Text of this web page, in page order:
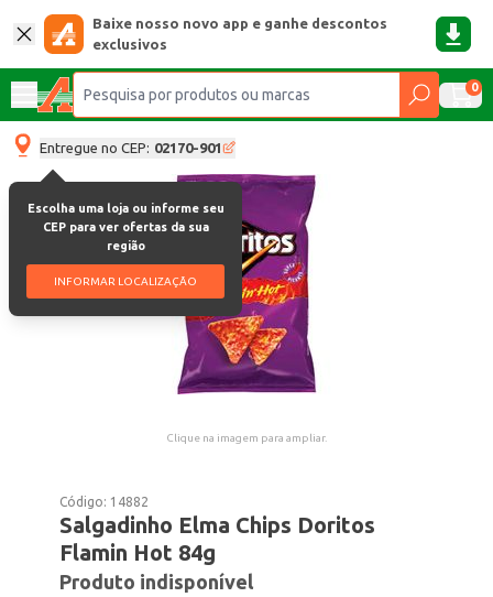
Baixe nosso novo app e ganhe descontos
exclusivos
0
Entregue no CEP: 02170-901
Escolha uma loja ou informe seu
CEP para ver ofertas da sua
região
INFORMAR LOCALIZAÇÃO
Clique na imagem para ampliar.
Código: 14882
Salgadinho Elma Chips Doritos
Flamin Hot 84g
Produto indisponível